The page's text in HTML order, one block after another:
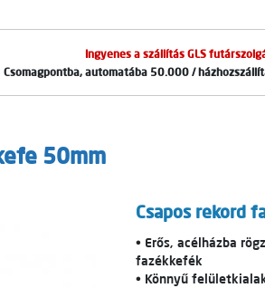
Ingyenes a szállítás GLS
Csomagpontba, automatába 50.000 /
50mm
Csapos rekord
• Erős, acélházba
fazékkefék
• Könnyű